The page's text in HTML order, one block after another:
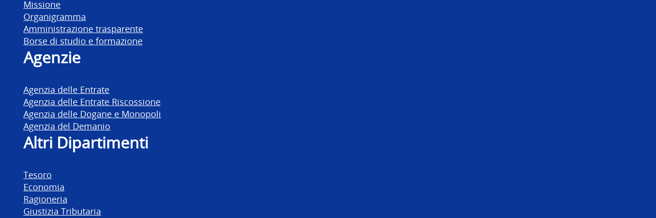
Missione
Organigramma
Amministrazione trasparente
Borse di studio e formazione
Agenzie
Agenzia delle Entrate
Agenzia delle Entrate Riscossione
Agenzia delle Dogane e Monopoli
Agenzia del Demanio
Altri Dipartimenti
Tesoro
Economia
Ragioneria
Giustizia Tributaria